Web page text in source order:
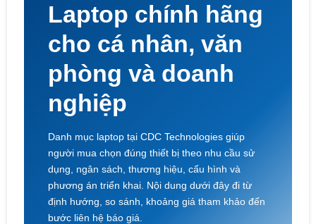
Laptop chính hãng
cho cá nhân, văn
phòng và doanh
nghiệp
Danh mục laptop tại CDC Technologies giúp
người mua chọn đúng thiết bị theo nhu cầu sử
dụng, ngân sách, thương hiệu, cấu hình và
phương án triển khai. Nội dung dưới đây đi từ
định hướng, so sánh, khoảng giá tham khảo đến
bước liên hệ báo giá.